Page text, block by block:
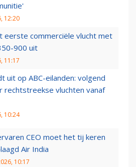
12:20
eerste commerciële vlucht met
900 uit
11:17
uit op ABC-eilanden: volgend
rechtstreekse vluchten vanaf
10:24
CEO moet het tij keren
Air India
10:17